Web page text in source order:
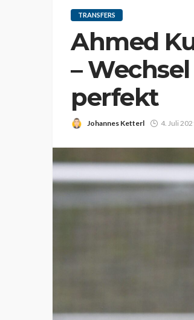
TRANSFERS
Ahmed
–
perfekt
Johannes Ketterl 4. Juli